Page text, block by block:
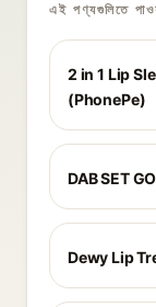
এই পণ্যগুলিতে
2 in 1 Lip
(PhonePe)
DAB SET
Dewy Lip